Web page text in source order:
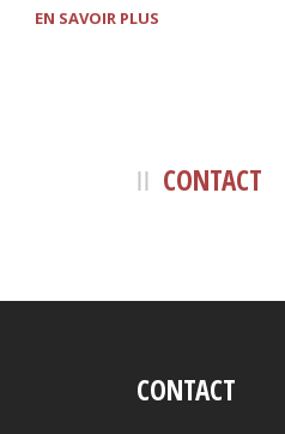
EN SAVOIR PLUS
CONTACT
CONTACT